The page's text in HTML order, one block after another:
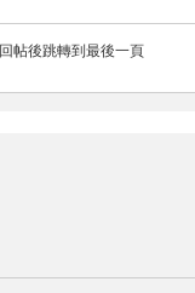
回帖後跳轉到最後一頁